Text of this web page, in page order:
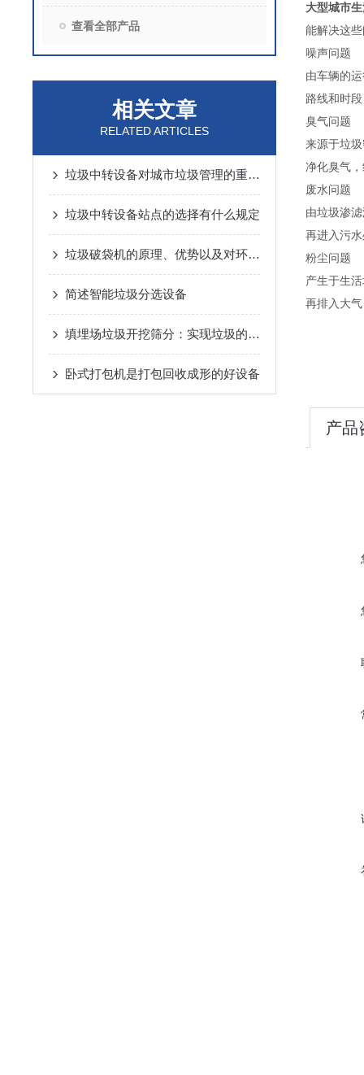
查看全部产品
相关文章
RELATED ARTICLES
垃圾中转设备对城市垃圾管理的重要性
垃圾中转设备站点的选择有什么规定
垃圾破袋机的原理、优势以及对环境保护的意义
简述智能垃圾分选设备
填埋场垃圾开挖筛分：实现垃圾的资源化利用和减少环境污染
卧式打包机是打包回收成形的好设备
大型城市
能解决这
噪声问题
由车辆的
路线和时
臭气问题
来源于垃
净化臭气
废水问题
由垃圾渗
再进入污
粉尘问题
产生于生
再排入大
产品